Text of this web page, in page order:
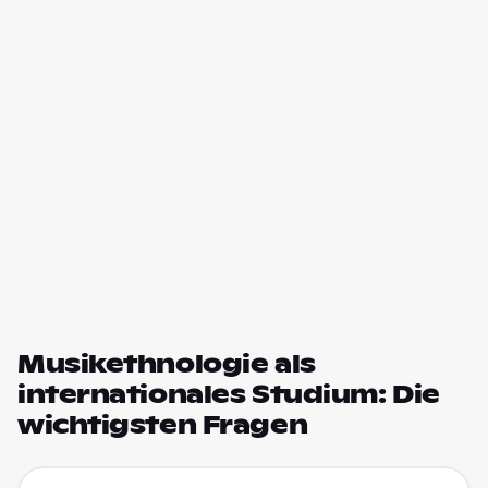
Musikethnologie als
internationales Studium: Die
wichtigsten Fragen